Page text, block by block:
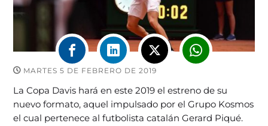
MARTES 5 DE FEBRERO DE 2019
La Copa Davis hará en este 2019 el estreno de su
nuevo formato, aquel impulsado por el Grupo Kosmos
el cual pertenece al futbolista catalán Gerard Piqué.